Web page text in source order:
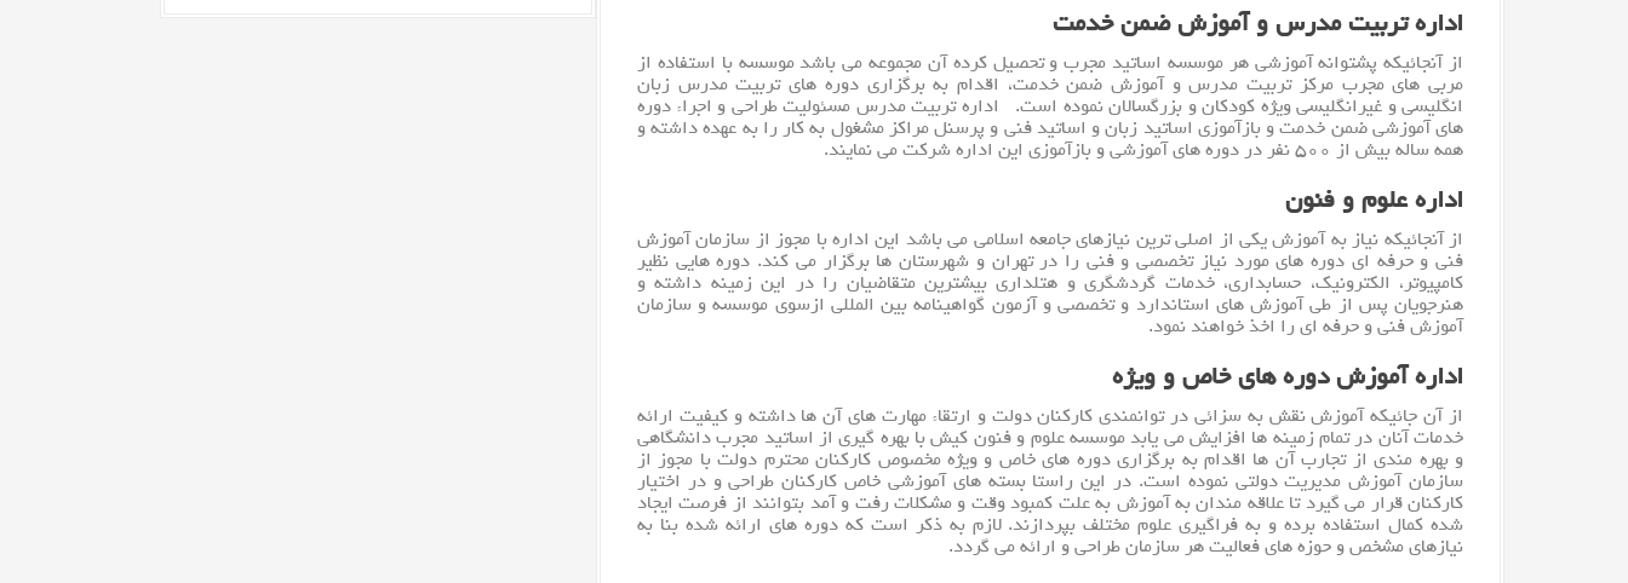
اداره تربیت مدرس و آموزش ضمن خدمت
از آنجائیکه پشتوانه آموزشی هر موسسه اساتید مجرب و تحصیل کرده آن مجموعه می باشد موسسه با استفاده از
مربی های مجرب مرکز تربیت مدرس و آموزش ضمن خدمت، اقدام به برگزاری دوره های تربیت مدرس زبان
انگلیسی و غیرانگلیسی ویژه کودکان و بزرگسالان نموده است. اداره تربیت مدرس مسئولیت طراحی و اجراء دوره
های آموزشی ضمن خدمت و بازآموزی اساتید زبان و اساتید فنی و پرسنل مراکز مشغول به کار را به عهده داشته و
همه ساله بیش از ۵۰۰ نفر در دوره های آموزشی و بازآموزی این اداره شرکت می نمایند.
اداره علوم و فنون
از آنجائیکه نیاز به آموزش یکی از اصلی ترین نیازهای جامعه اسلامی می باشد این اداره با مجوز از سازمان آموزش
فنی و حرفه ای دوره های مورد نیاز تخصصی و فنی را در تهران و شهرستان ها برگزار می کند. دوره هایی نظیر
کامپیوتر ، الکترونیک، حسابداری، خدمات گردشگری و هتلداری بیشترین متقاضیان را در این زمینه داشته و
هنرجویان پس از طی آموزش های استاندارد و تخصصی و آزمون گواهینامه بین المللی ازسوی موسسه و سازمان
آموزش فنی و حرفه ای را اخذ خواهند نمود.
اداره آموزش دوره های خاص و ویژه
از آن جائیکه آموزش نقش به سزائی در توانمندی کارکنان دولت و ارتقاء مهارت های آن ها داشته و کیفیت ارائه
خدمات آنان در تمام زمینه ها افزایش می یابد موسسه علوم و فنون کیش با بهره گیری از اساتید مجرب دانشگاهی
و بهره مندی از تجارب آن ها اقدام به برگزاری دوره های خاص و ویژه مخصوص کارکنان محترم دولت با مجوز از
سازمان آموزش مدیریت دولتی نموده است. در این راستا بسته های آموزشی خاص کارکنان طراحی و در اختیار
کارکنان قرار می گیرد تا علاقه مندان به آموزش به علت کمبود وقت و مشکلات رفت و آمد بتوانند از فرصت ایجاد
شده کمال استفاده برده و به فراگیری علوم مختلف بپردازند. لازم به ذکر است که دوره های ارائه شده بنا به
نیازهای مشخص و حوزه های فعالیت هر سازمان طراحی و ارائه می گردد.